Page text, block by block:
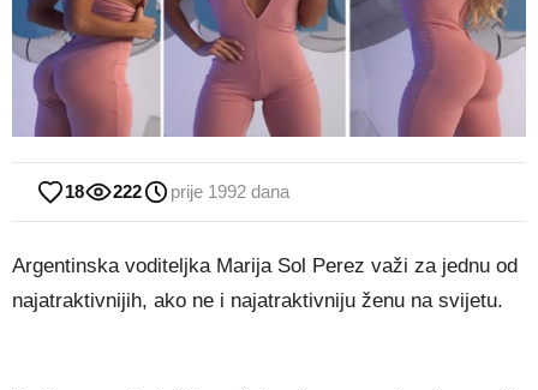
18 222 prije 1992 dana
Argentinska voditeljka Marija Sol Perez važi za jednu od
najatraktivnijih, ako ne i najatraktivniju ženu na svijetu.